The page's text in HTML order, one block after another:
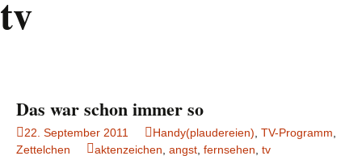
tv
Das war schon immer so
22. September 2011 Handy(plaudereien) TV-Programm
Zettelchen
aktenzeichen angst fernsehen tv